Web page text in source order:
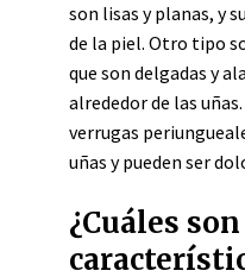
son lisas y planas, y
de la piel. Otro tipo
que son delgadas y
alrededor de las
verrugas
uñas y pueden ser
¿Cuáles